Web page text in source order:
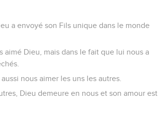
a envoyé son Fils unique dans le monde
aimé Dieu, mais dans le fait que lui nous a
nous aimer les uns les autres.
Dieu demeure en nous et son amour est